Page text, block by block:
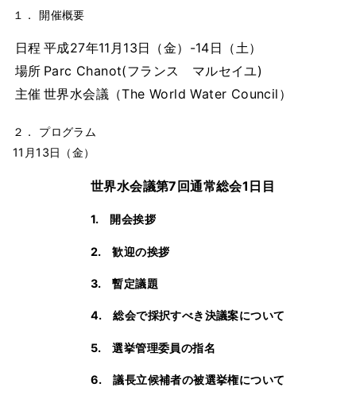
１． 開催概要
日程 平成27年11月13日（金）-14日（土）
場所 Parc Chanot(フランス マルセイユ)
主催 世界水会議（The World Water Council）
２． プログラム
11月13日（金）
世界水会議第7回通常総会1日目
1. 開会挨拶
2. 歓迎の挨拶
3. 暫定議題
4. 総会で採択すべき決議案について
5. 選挙管理委員の指名
6. 議長立候補者の被選挙権について